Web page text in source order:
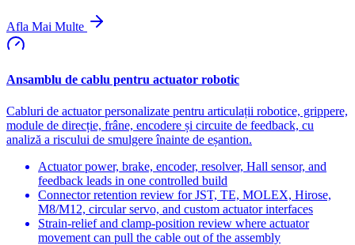
Afla Mai Multe
Ansamblu de cablu pentru actuator robotic
Cabluri de actuator personalizate pentru articulații robotice, grippere,
module de direcție, frâne, encodere și circuite de feedback, cu
analiză a riscului de smulgere înainte de eșantion.
Actuator power, brake, encoder, resolver, Hall sensor, and
feedback leads in one controlled build
Connector retention review for JST, TE, MOLEX, Hirose,
M8/M12, circular servo, and custom actuator interfaces
Strain-relief and clamp-position review where actuator
movement can pull the cable out of the assembly